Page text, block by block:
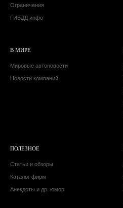
Ограничения
ГИБДД инфо
В МИРЕ
Мировые автоновости
Новости компаний
ПОЛЕЗНОЕ
Статьи и обзоры
Каталог фирм
Анекдоты и др. юмор